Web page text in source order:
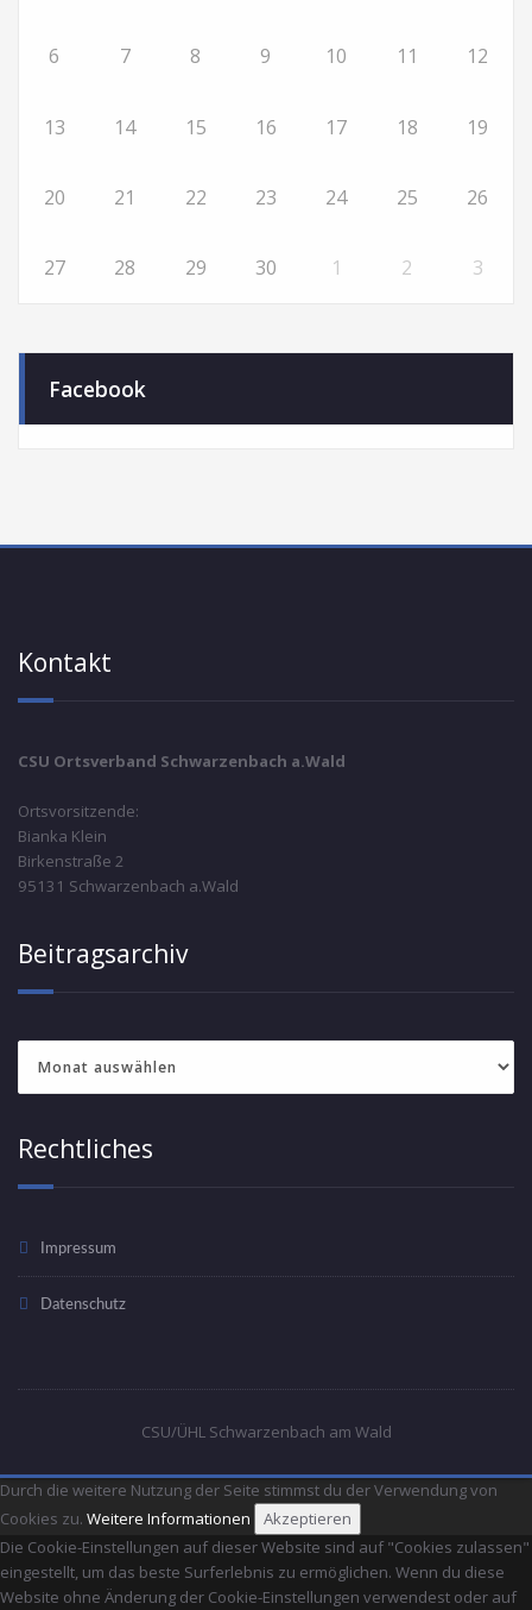
6 7 8 9 10 11 12
13 14 15 16 17 18 19
20 21 22 23 24 25 26
27 28 29 30 1 2 3
Facebook
Kontakt
CSU Ortsverband Schwarzenbach a.Wald
Ortsvorsitzende:
Bianka Klein
Birkenstraße 2
95131 Schwarzenbach a.Wald
Beitragsarchiv
Rechtliches
Impressum
Datenschutz
CSU/ÜHL Schwarzenbach am Wald
Durch die weitere Nutzung der Seite stimmst du der Verwendung von
Cookies zu. Weitere Informationen
Akzeptieren
Die Cookie-Einstellungen auf dieser Website sind auf "Cookies zulassen"
eingestellt, um das beste Surferlebnis zu ermöglichen. Wenn du diese
Website ohne Änderung der Cookie-Einstellungen verwendest oder auf